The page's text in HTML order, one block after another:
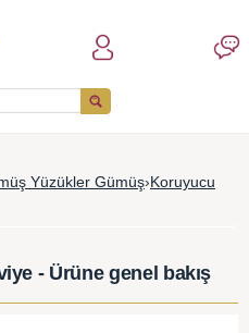
Yüzükler Gümüş›Koruyucu
- Ürüne genel bakış